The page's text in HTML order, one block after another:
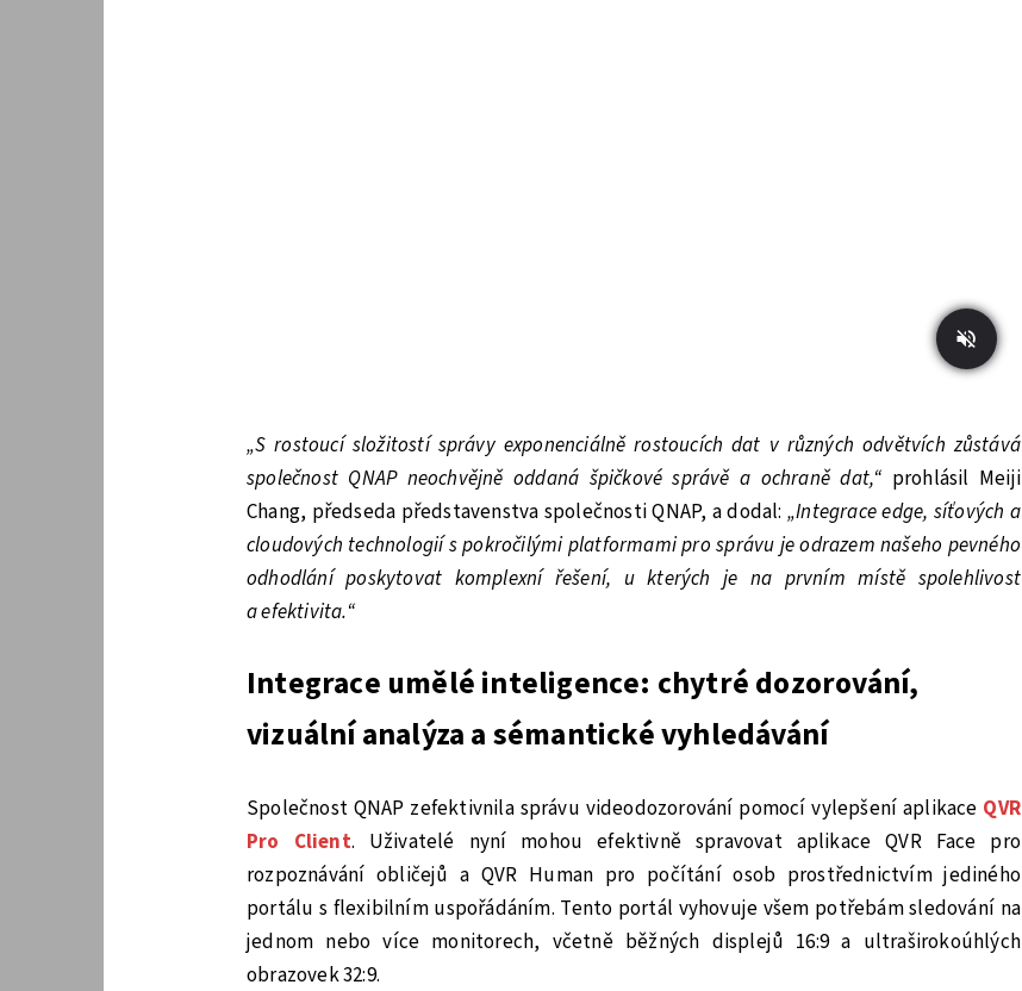
„S rostoucí složitostí správy exponenciálně rostoucích dat v různých odvětvích zůstává
společnost QNAP neochvějně oddaná špičkové správě a ochraně dat,“ prohlásil Meiji
Chang, předseda představenstva společnosti QNAP, a dodal: „Integrace edge, síťových a
cloudových technologií s pokročilými platformami pro správu je odrazem našeho pevného
odhodlání poskytovat komplexní řešení, u kterých je na prvním místě spolehlivost
a efektivita.“
Integrace umělé inteligence: chytré dozorování,
vizuální analýza a sémantické vyhledávání
Společnost QNAP zefektivnila správu videodozorování pomocí vylepšení aplikace QVR
Pro Client. Uživatelé nyní mohou efektivně spravovat aplikace QVR Face pro
rozpoznávání obličejů a QVR Human pro počítání osob prostřednictvím jediného
portálu s flexibilním uspořádáním. Tento portál vyhovuje všem potřebám sledování na
jednom nebo více monitorech, včetně běžných displejů 16:9 a ultraširokoúhlých
obrazovek 32:9.